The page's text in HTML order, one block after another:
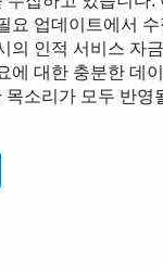
요 업데이트에서 수
의 인적 서비스 자
에 대한 충분한 데
소리가 모두 반영